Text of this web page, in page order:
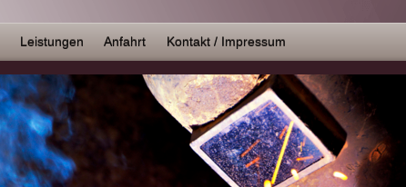
Leistungen Anfahrt Kontakt / Impressum